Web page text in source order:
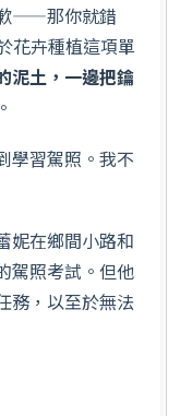
——那你就錯
花卉種植這項單
泥土，一邊把鑰
學習駕照。我不
妮在鄉間小路和
駕照考試。但他
務，以至於無法